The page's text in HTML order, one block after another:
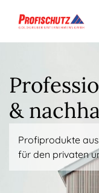
&
Profiprodukte
für den privaten